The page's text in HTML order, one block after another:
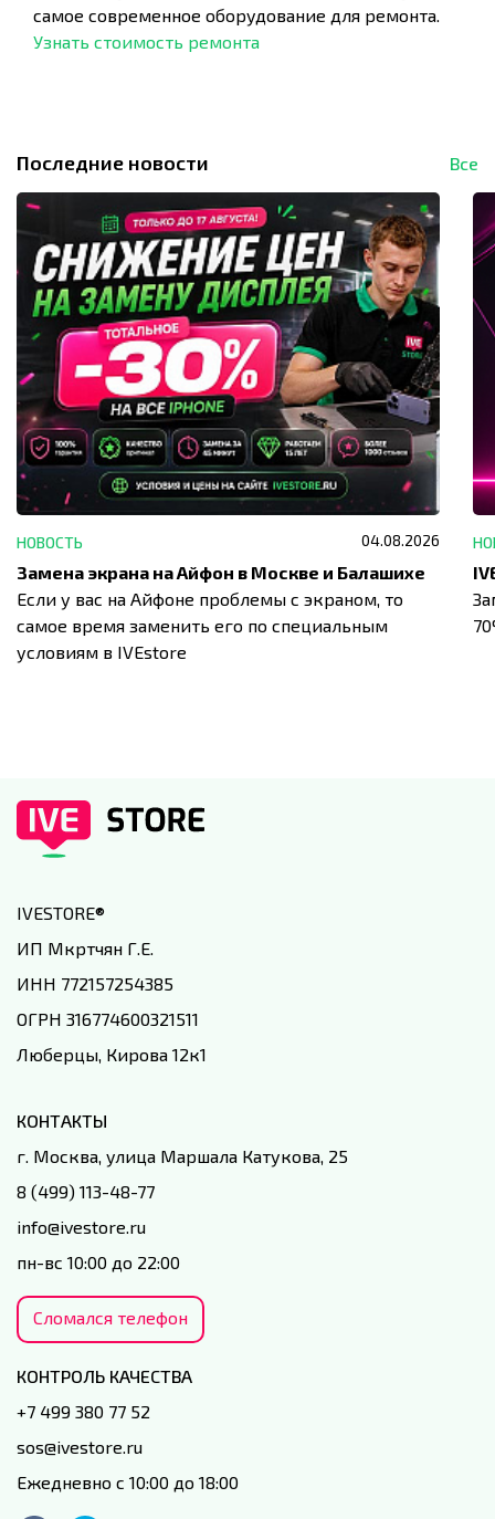
самое современное оборудование для ремонта.
Узнать стоимость ремонта
Последние новости Все
НОВОСТЬ 04.08.2026
Замена экрана на Айфон в Москве и Балашихе
Если у вас на Айфоне проблемы с экраном, то
самое время заменить его по специальным
условиям в IVEstore
IVESTORE®
ИП Мкртчян Г.Е.
ИНН 772157254385
ОГРН 316774600321511
Люберцы, Кирова 12к1
КОНТАКТЫ
г. Москва, улица Маршала Катукова, 25
8 (499) 113-48-77
info@ivestore.ru
пн-вс 10:00 до 22:00
Сломался телефон
КОНТРОЛЬ КАЧЕСТВА
+7 499 380 77 52
sos@ivestore.ru
Ежедневно с 10:00 до 18:00